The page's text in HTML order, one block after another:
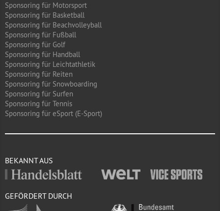
Sponsoring für Motorsport
Sponsoring für Basketball
Sponsoring für Beachvolleyball
Sponsoring für Fußball
Sponsoring für Golf
Sponsoring für Handball
Sponsoring für Leichtathletik
Sponsoring für Reiten
Sponsoring für Snowboarding
Sponsoring für Surfen
Sponsoring für Tennis
Sponsoring für eSport (E-Sport)
BEKANNT AUS
GEFÖRDERT DURCH